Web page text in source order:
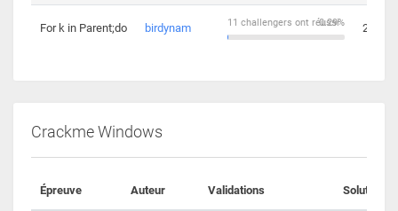
For k in Parent;do birdynam 0.29%
11 challengers ont réussi 2
Crackme Windows
Épreuve Auteur Validations Solutions